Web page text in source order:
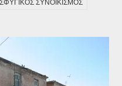
ΣΥΝΟΙΚΙΣΜΟΣ